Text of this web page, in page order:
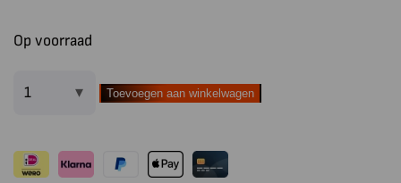
Op voorraad
Outdoorchef
Accessoire
Uitwisselbaar
Toevoegen aan winkelwagen